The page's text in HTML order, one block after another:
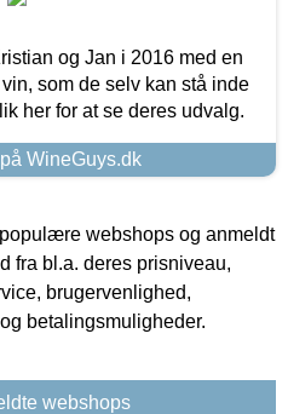
og Jan i 2016 med en
som de selv kan stå inde
her for at se deres udvalg.
WineGuys.dk
webshops og anmeldt
fra bl.a. deres prisniveau,
brugervenlighed,
betalingsmuligheder.
webshops